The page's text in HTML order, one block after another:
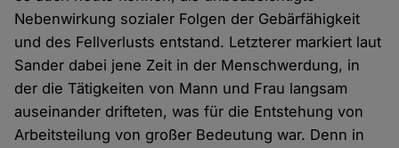
Nebenwirkung sozialer Folgen der Gebärfähigkeit
und des Fellverlusts entstand. Letzterer markiert laut
Sander dabei jene Zeit in der Menschwerdung, in
der die Tätigkeiten von Mann und Frau langsam
auseinander drifteten, was für die Entstehung von
Arbeitsteilung von großer Bedeutung war. Denn in